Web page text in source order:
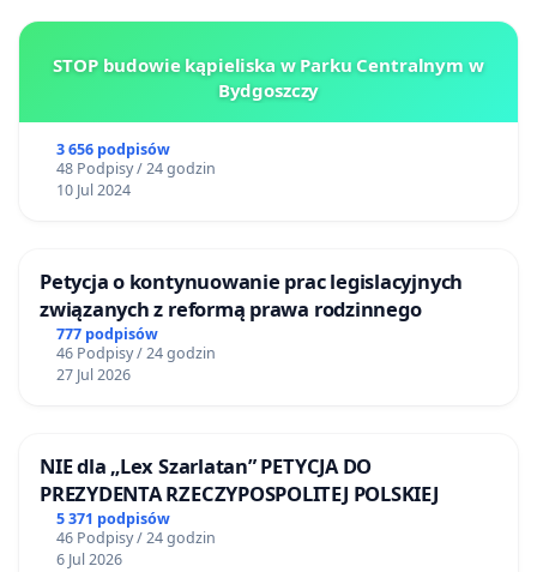
STOP budowie kąpieliska w Parku Centralnym w
Bydgoszczy
3 656 podpisów
48 Podpisy / 24 godzin
10 Jul 2024
Petycja o kontynuowanie prac legislacyjnych
związanych z reformą prawa rodzinnego
777 podpisów
46 Podpisy / 24 godzin
27 Jul 2026
NIE dla „Lex Szarlatan” PETYCJA DO
PREZYDENTA RZECZYPOSPOLITEJ POLSKIEJ
5 371 podpisów
46 Podpisy / 24 godzin
6 Jul 2026